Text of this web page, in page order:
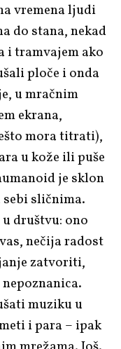
vremena ljudi
do stana, nekad
i tramvajem ako
ploče i onda
u mračnim
ekrana,
mora titrati),
u kože ili puše
je sklon
sličnima.
društvu: ono
nečija radost
zatvoriti,
muziku u
i para – ipak